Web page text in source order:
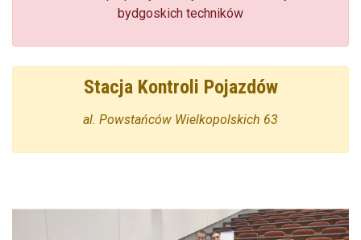
bydgoskich techników
Stacja Kontroli Pojazdów
al. Powstańców Wielkopolskich 63